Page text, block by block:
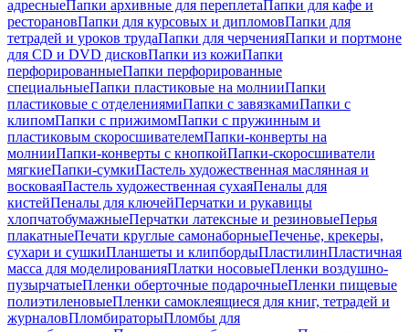
адресныеПапки архивные для переплетаПапки для кафе и
ресторановПапки для курсовых и дипломовПапки для
тетрадей и уроков трудаПапки для черченияПапки и портмоне
для CD и DVD дисковПапки из кожиПапки
перфорированныеПапки перфорированные
специальныеПапки пластиковые на молнииПапки
пластиковые с отделениямиПапки с завязкамиПапки с
клипомПапки с прижимомПапки с пружинным и
пластиковым скоросшивателемПапки-конверты на
молнииПапки-конверты с кнопкойПапки-скоросшиватели
мягкиеПапки-сумкиПастель художественная маслянная и
восковаяПастель художественная сухаяПеналы для
кистейПеналы для ключейПерчатки и рукавицы
хлопчатобумажныеПерчатки латексные и резиновыеПерья
плакатныеПечати круглые самонаборныеПеченье, крекеры,
сухари и сушкиПланшеты и клипбордыПластилинПластичная
масса для моделированияПлатки носовыеПленки воздушно-
пузырчатыеПленки оберточные подарочныеПленки пищевые
полиэтиленовыеПленки самоклеящиеся для книг, тетрадей и
журналовПломбираторыПломбы для